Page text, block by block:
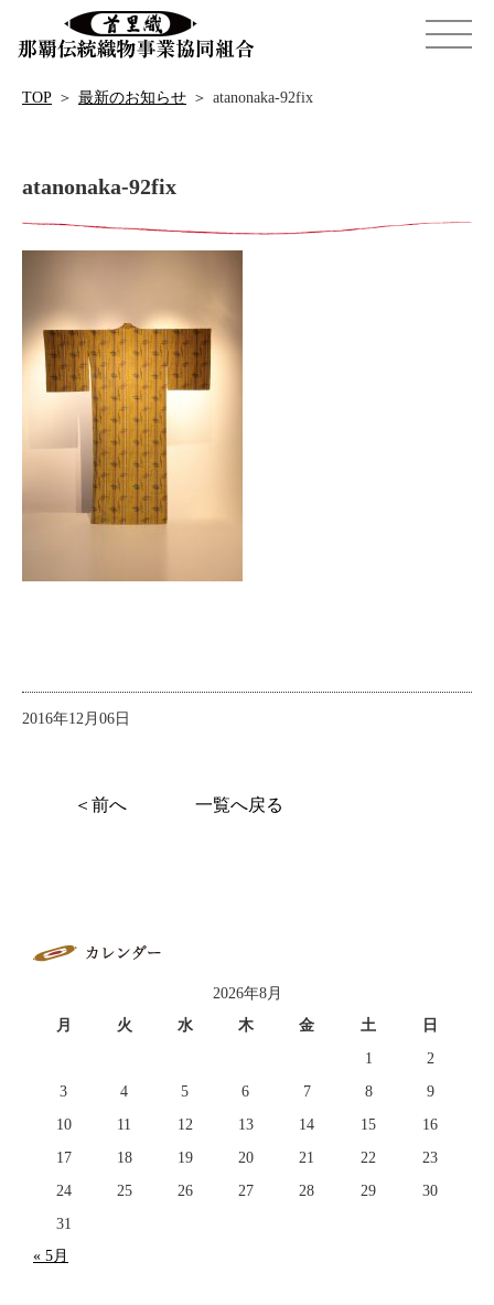
TOP ＞ 最新のお知らせ ＞ atanonaka-92fix
atanonaka-92fix
2016年12月06日
＜前へ 一覧へ戻る
2026年8月
月
火 水 木 金 土
日
1
2
3
4 5 6 7 8
9
10
11 12 13 14 15
16
17
18 19 20 21 22
23
24
25 26 27 28 29
30
31
« 5月